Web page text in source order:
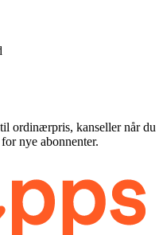
ordinærpris, kanseller når du
nye abonnenter.